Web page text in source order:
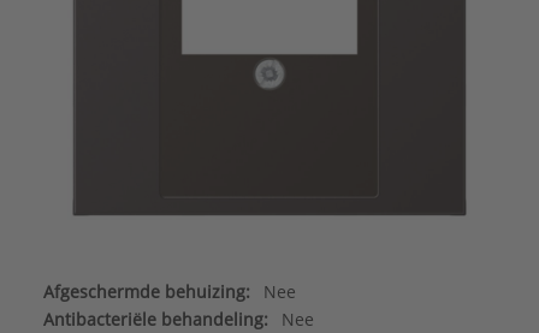
Afgeschermde behuizing:
Nee
Antibacteriële behandeling:
Nee